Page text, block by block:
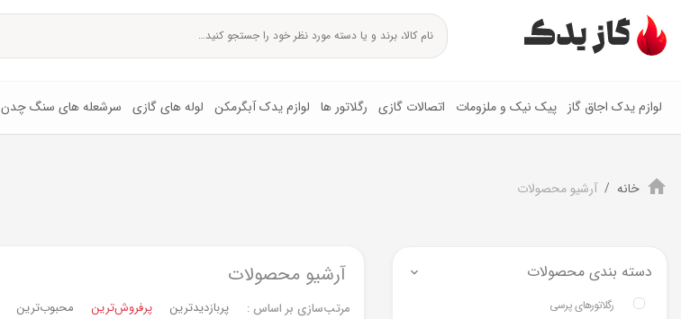
لوازم یدک اجاق گاز پیک نیک و ملزومات اتصالات گازی رگلاتور ها لوازم یدک آبگرمکن لوله های گازی سرشعله های سنگ چدن
خانه آرشیو محصولات
دسته بندی محصولات
رگلاتورهای پرسی
آرشیو محصولات
مرتب‌سازی بر اساس : پربازدیدترین پرفروش‌ترین‌ محبوب‌ترین